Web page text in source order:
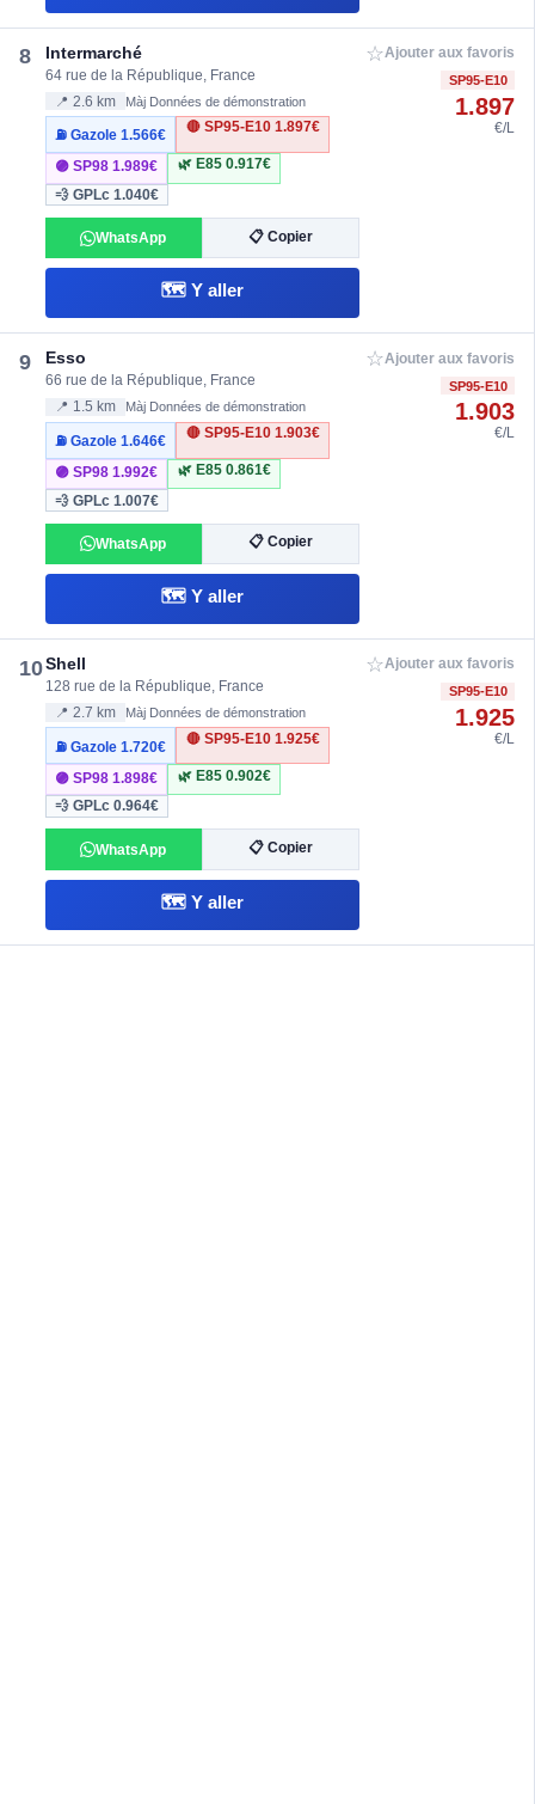
8 Intermarché
64 rue de la République, France
📍 2.6 km Màj Données de démonstration
⛽ Gazole1.566€
🔴 SP95-E10 1.897€
🟣 SP981.989€ 🌿 E85 0.917€
💨 GPLc1.040€
WhatsApp 📋 Copier
🗺️ Y aller
☆Ajouter aux favoris
SP95-E10
1.897
€/L
9 Esso
66 rue de la République, France
📍 1.5 km Màj Données de démonstration
⛽ Gazole1.646€
🔴 SP95-E10 1.903€
🟣 SP981.992€ 🌿 E85 0.861€
💨 GPLc1.007€
WhatsApp 📋 Copier
🗺️ Y aller
☆Ajouter aux favoris
SP95-E10
1.903
€/L
10Shell
128 rue de la République, France
📍 2.7 km Màj Données de démonstration
⛽ Gazole1.720€
🔴 SP95-E10 1.925€
🟣 SP981.898€ 🌿 E85 0.902€
💨 GPLc0.964€
WhatsApp 📋 Copier
🗺️ Y aller
☆Ajouter aux favoris
SP95-E10
1.925
€/L